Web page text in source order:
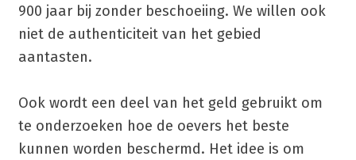
900 jaar bij zonder beschoeiing. We willen ook
niet de authenticiteit van het gebied
aantasten.
Ook wordt een deel van het geld gebruikt om
te onderzoeken hoe de oevers het beste
kunnen worden beschermd. Het idee is om